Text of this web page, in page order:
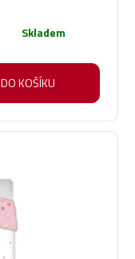
Skladem
DO KOŠÍKU